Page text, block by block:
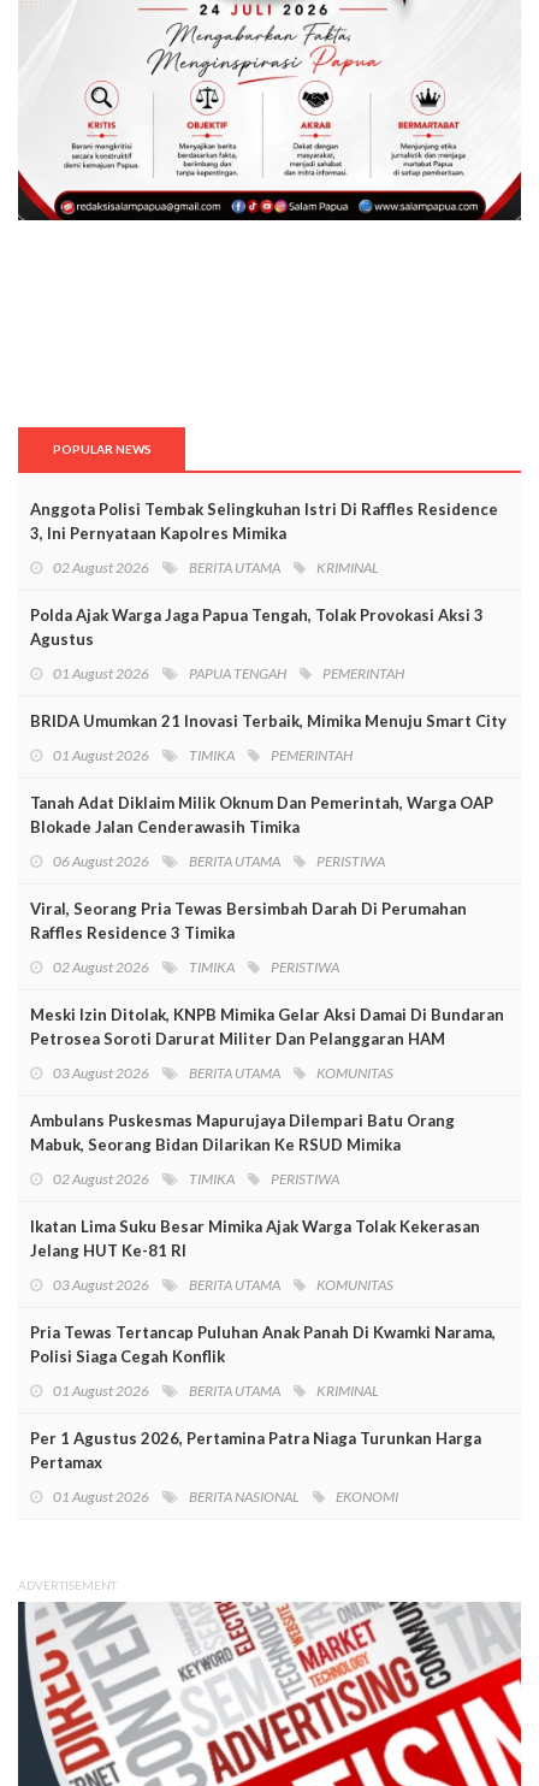
POPULAR NEWS
Anggota Polisi Tembak Selingkuhan Istri Di Raffles Residence
3, Ini Pernyataan Kapolres Mimika
02 August 2026 BERITA UTAMA KRIMINAL
Polda Ajak Warga Jaga Papua Tengah, Tolak Provokasi Aksi 3
Agustus
01 August 2026 PAPUA TENGAH PEMERINTAH
BRIDA Umumkan 21 Inovasi Terbaik, Mimika Menuju Smart City
01 August 2026 TIMIKA PEMERINTAH
Tanah Adat Diklaim Milik Oknum Dan Pemerintah, Warga OAP
Blokade Jalan Cenderawasih Timika
06 August 2026 BERITA UTAMA PERISTIWA
Viral, Seorang Pria Tewas Bersimbah Darah Di Perumahan
Raffles Residence 3 Timika
02 August 2026 TIMIKA PERISTIWA
Meski Izin Ditolak, KNPB Mimika Gelar Aksi Damai Di Bundaran
Petrosea Soroti Darurat Militer Dan Pelanggaran HAM
03 August 2026 BERITA UTAMA KOMUNITAS
Ambulans Puskesmas Mapurujaya Dilempari Batu Orang
Mabuk, Seorang Bidan Dilarikan Ke RSUD Mimika
02 August 2026 TIMIKA PERISTIWA
Ikatan Lima Suku Besar Mimika Ajak Warga Tolak Kekerasan
Jelang HUT Ke-81 RI
03 August 2026 BERITA UTAMA KOMUNITAS
Pria Tewas Tertancap Puluhan Anak Panah Di Kwamki Narama,
Polisi Siaga Cegah Konflik
01 August 2026 BERITA UTAMA KRIMINAL
Per 1 Agustus 2026, Pertamina Patra Niaga Turunkan Harga
Pertamax
01 August 2026 BERITA NASIONAL EKONOMI
ADVERTISEMENT